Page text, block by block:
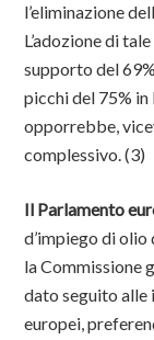
l’eliminazione
L’adozione di
supporto del
picchi del 75% in
opporrebbe,
complessivo. (3)
Il Parlamento
d’impiego di olio
la Commissione
dato seguito alle
europei,